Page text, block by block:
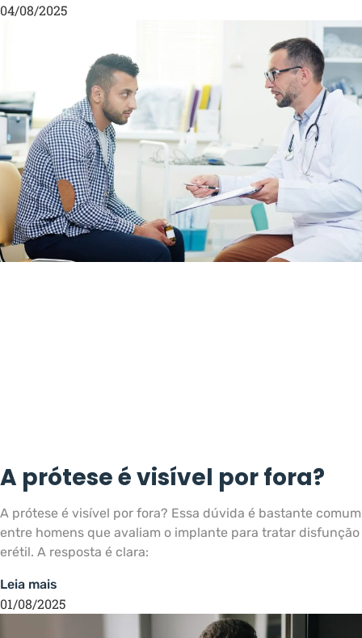
04/08/2025
A prótese é visível por fora?
A prótese é visível por fora? Essa dúvida é bastante comum
entre homens que avaliam o implante para tratar disfunção
erétil. A resposta é clara:
Leia mais
01/08/2025